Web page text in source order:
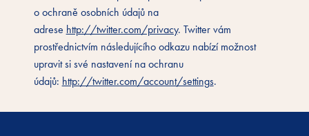
o ochraně osobních údajů na
adrese http://twitter.com/privacy. Twitter vám
prostřednictvím následujícího odkazu nabízí možnost
upravit si své nastavení na ochranu
údajů: http://twitter.com/account/settings.